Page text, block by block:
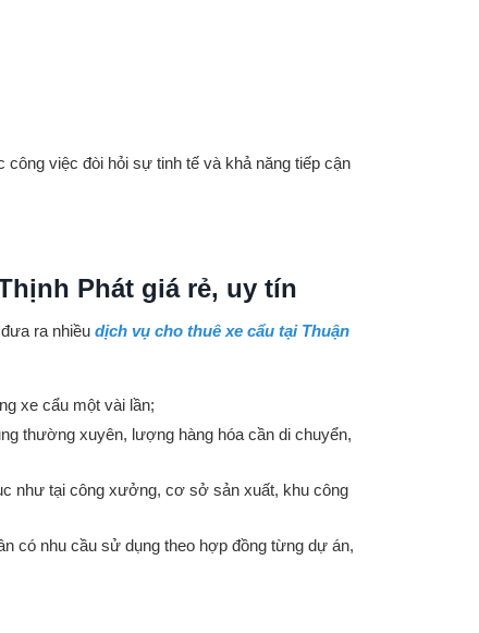
việc đòi hỏi sự tinh tế và khả năng tiếp cận
Phát giá rẻ, uy tín
ra nhiều dịch vụ cho thuê xe cẩu tại Thuận
xe cẩu một vài lần;
thường xuyên, lượng hàng hóa cần di chuyển,
như tại công xưởng, cơ sở sản xuất, khu công
có nhu cầu sử dụng theo hợp đồng từng dự án,